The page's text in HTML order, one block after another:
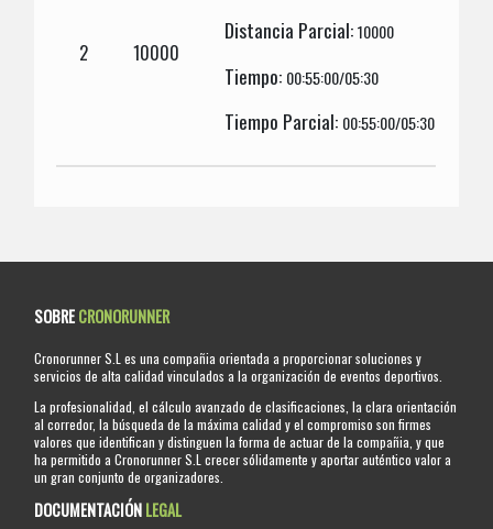
2 10000
Distancia Parcial:10000
Tiempo: 00:55:00/05:30
Tiempo Parcial: 00:55:00/05:30
SOBRECRONORUNNER
Cronorunner S.L es una compañia orientada a proporcionar soluciones y
servicios de alta calidad vinculados a la organización de eventos deportivos.
La profesionalidad, el cálculo avanzado de clasificaciones, la clara orientación
al corredor, la búsqueda de la máxima calidad y el compromiso son firmes
valores que identifican y distinguen la forma de actuar de la compañia, y que
ha permitido a Cronorunner S.L crecer sólidamente y aportar auténtico valor a
un gran conjunto de organizadores.
DOCUMENTACIÓNLEGAL